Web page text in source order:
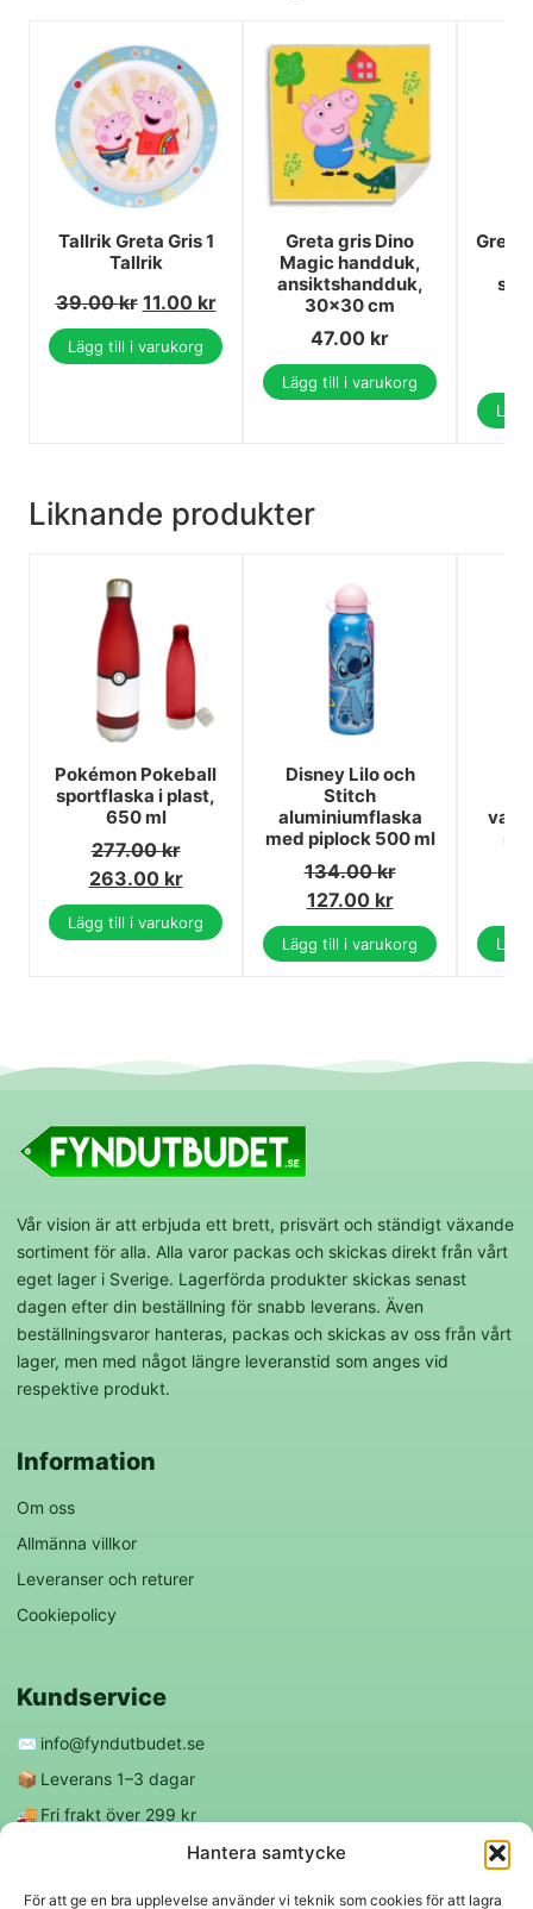
Hantera samtycke
För att ge en bra upplevelse använder vi teknik som cookies för att lagra
Tallrik Greta Gris 1
Tallrik
39.00kr 11.00 kr
Lägg till i varukorg
Greta gris Dino
Magic handduk,
ansiktshandduk,
30x30 cm
47.00 kr
Lägg till i varukorg
Greta
Liknande produkter
Pokémon Pokeball
sportflaska i plast,
650 ml
277.00kr
263.00 kr
Lägg till i varukorg
Disney Lilo och
Stitch
aluminiumflaska
med piplock 500 ml
134.00kr
127.00 kr
Lägg till i varukorg
Vår vision är att erbjuda ett brett, prisvärt och ständigt växande
sortiment för alla. Alla varor packas och skickas direkt från vårt
eget lager i Sverige. Lagerförda produkter skickas senast
dagen efter din beställning för snabb leverans. Även
beställningsvaror hanteras, packas och skickas av oss från vårt
lager, men med något längre leveranstid som anges vid
respektive produkt.
Information
Om oss
Allmänna villkor
Leveranser och returer
Cookiepolicy
Kundservice
✉️ info@fyndutbudet.se
📦 Leverans 1–3 dagar
🚚 Fri frakt över 299 kr